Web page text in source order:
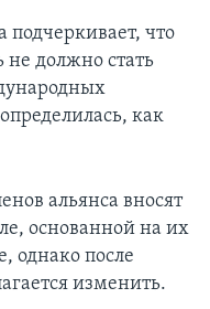
подчеркивает, что
не должно стать
как
альянса вносят
основанной на их
однако после
изменить.